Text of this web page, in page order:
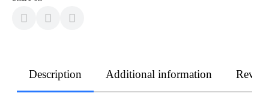
Description Additional information